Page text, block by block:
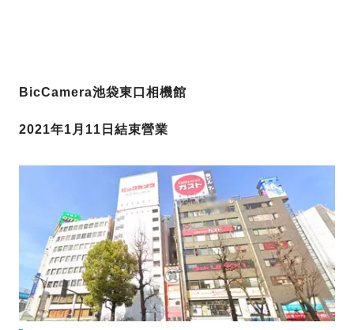
BicCamera池袋東口相機館
2021年1月11日結束營業